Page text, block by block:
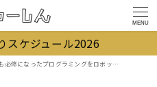
MENU
スケジュール2026
ングをロボット作りで楽しく学ぶ。無料体験会も開催【ひらつー広告】